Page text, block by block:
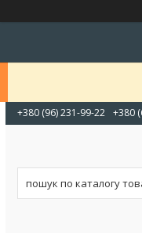
+380 (96) 231-99-22 +380